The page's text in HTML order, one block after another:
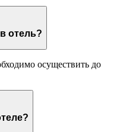
В какое время заезд и выезд в отель?
осуществить до
проживание в отеле?